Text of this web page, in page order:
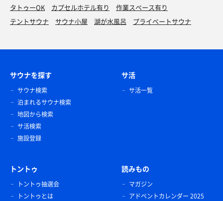
タトゥーOK
カプセルホテル有り
作業スペース有り
テントサウナ
サウナ小屋 湖が水風呂 プライベートサウナ
サウナを探す
サウナ検索
泊まれるサウナ検索
地図から検索
サ活検索
施設登録
サ活
サ活一覧
トントゥ
トントゥ抽選会
トントゥとは
読みもの
マガジン
アドベントカレンダー 2025